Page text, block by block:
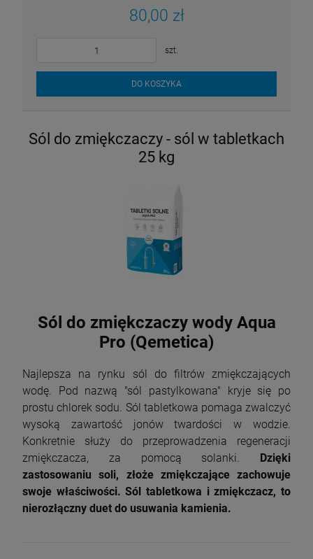
80,00 zł
szt.
DO KOSZYKA
Sól do zmiękczaczy - sól w tabletkach
25 kg
Sól do zmiękczaczy wody Aqua
Pro (Qemetica)
Najlepsza na rynku sól do filtrów zmiękczających
wodę. Pod nazwą "sól pastylkowana" kryje się po
prostu chlorek sodu. Sól tabletkowa pomaga zwalczyć
wysoką zawartość jonów twardości w wodzie.
Konkretnie służy do przeprowadzenia regeneracji
zmiękczacza, za pomocą solanki. Dzięki
zastosowaniu soli, złoże zmiękczające zachowuje
swoje właściwości. Sól tabletkowa i zmiękczacz, to
nierozłączny duet do usuwania kamienia.